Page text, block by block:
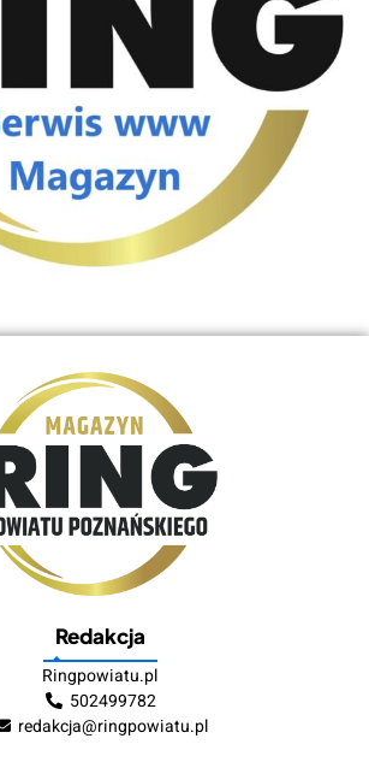
Redakcja
Ringpowiatu.pl
502499782
redakcja@ringpowiatu.pl